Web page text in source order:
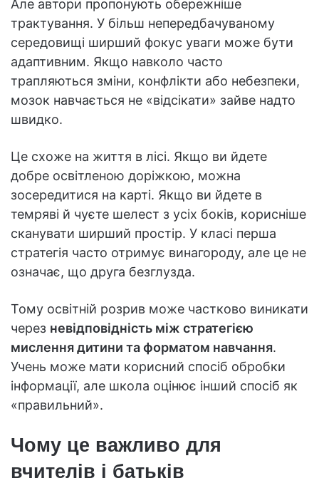
Але автори пропонують обережніше
трактування. У більш непередбачуваному
середовищі ширший фокус уваги може бути
адаптивним. Якщо навколо часто
трапляються зміни, конфлікти або небезпеки,
мозок навчається не «відсікати» зайве надто
швидко.
Це схоже на життя в лісі. Якщо ви йдете
добре освітленою доріжкою, можна
зосередитися на карті. Якщо ви йдете в
темряві й чуєте шелест з усіх боків, корисніше
сканувати ширший простір. У класі перша
стратегія часто отримує винагороду, але це не
означає, що друга безглузда.
Тому освітній розрив може частково виникати
через невідповідність між стратегією
мислення дитини та форматом навчання.
Учень може мати корисний спосіб обробки
інформації, але школа оцінює інший спосіб як
«правильний».
Чому це важливо для
вчителів і батьків